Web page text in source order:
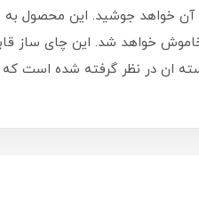
آن خواهد جوشید. این محصول
خواهد شد. این چای ساز
دسته ان در نظر گرفته شده